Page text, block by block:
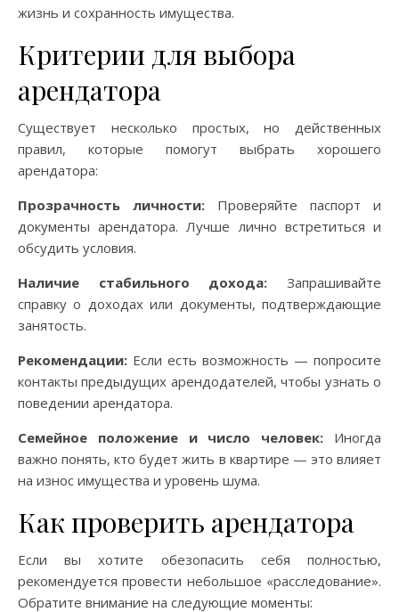
жизнь и сохранность имущества.
Критерии для выбора
арендатора
Существует несколько простых, но действенных
правил, которые помогут выбрать хорошего
арендатора:
Прозрачность личности: Проверяйте паспорт и
документы арендатора. Лучше лично встретиться и
обсудить условия.
Наличие стабильного дохода: Запрашивайте
справку о доходах или документы, подтверждающие
занятость.
Рекомендации: Если есть возможность — попросите
контакты предыдущих арендодателей, чтобы узнать о
поведении арендатора.
Семейное положение и число человек: Иногда
важно понять, кто будет жить в квартире — это влияет
на износ имущества и уровень шума.
Как проверить арендатора
Если вы хотите обезопасить себя полностью,
рекомендуется провести небольшое «расследование».
Обратите внимание на следующие моменты: